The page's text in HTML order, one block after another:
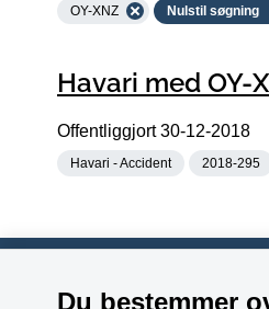
OY-XNZ Nulstil søgning
Havari med OY-
Offentliggjort30-12-2018
Havari - Accident 2018-295
Du bestemmer